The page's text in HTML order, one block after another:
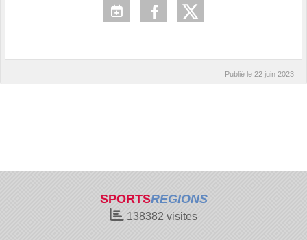
Publié le 22 juin 2023
SPORTSREGIONS
138382 visites